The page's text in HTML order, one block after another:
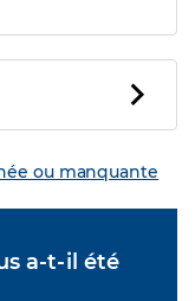
ou manquante
a-t-il été